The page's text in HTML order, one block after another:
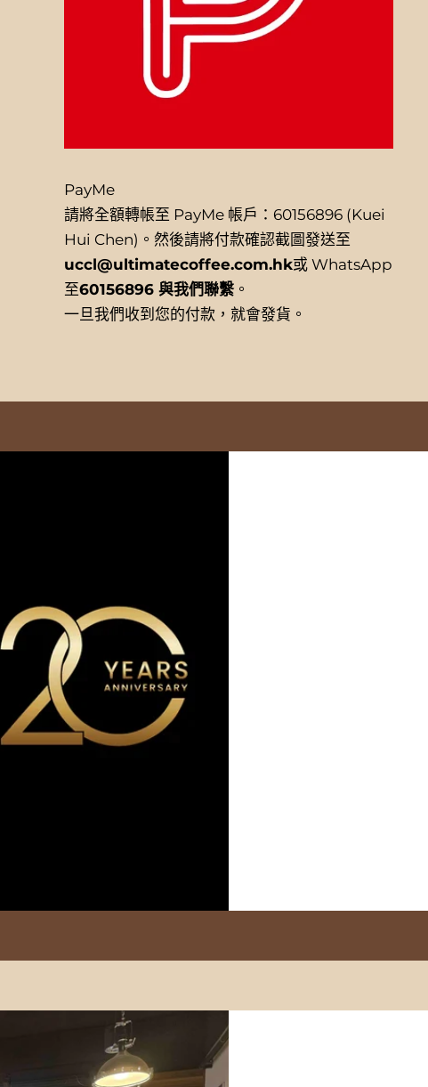
PayMe
請將全額轉帳至 PayMe 帳戶：60156896 (Kuei
Hui Chen)。然後請將付款確認截圖發送至
uccl@ultimatecoffee.com.hk或 WhatsApp
至60156896 與我們聯繫 。
一旦我們收到您的付款，就會發貨。